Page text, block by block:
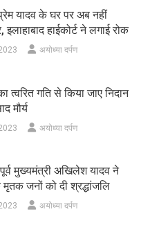
यादव के घर पर अब नहीं
हाईकोर्ट ने लगाई रोक
अयोध्या दर्पण
गति से किया जाए निदान
मौर्य
अयोध्या दर्पण
मुख्यमंत्री अखिलेश यादव ने
मृतक जनों को दी श्रद्धांजलि
अयोध्या दर्पण